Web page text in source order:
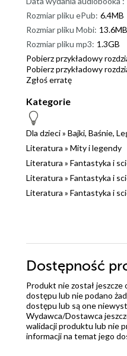
Rozmiar pliku ePub: 6.4MB
Rozmiar pliku Mobi: 13.6MB
Rozmiar pliku mp3: 1.3GB
Pobierz przykładowy
Pobierz przykładowy
Zgłoś erratę
Kategorie
Dla dzieci» Bajki, Baśnie,
Literatura » Mity i legendy
Literatura » Fantastyka i
Literatura » Fantastyka i
Literatura » Fantastyka i
Dostępność
Produkt nie został
dostępu lub nie podano
dostępu lub są one
Wydawca/Dostawca
walidacji produktu lub nie
informacji na temat jego